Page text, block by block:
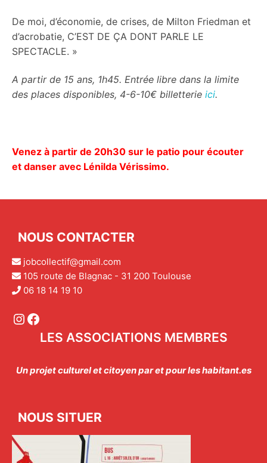
De moi, d’économie, de crises, de Milton Friedman et
d’acrobatie, C’EST DE ÇA DONT PARLE LE
SPECTACLE. »
A partir de 15 ans, 1h45. Entrée libre dans la limite
des places disponibles, 4-6-10€ billetterie ici.
Venez à partir de 20h30 sur le patio pour écouter
et danser avec Lénilda Vérissimo.
NOUS CONTACTER
jobcollectif@gmail.com
105 route de Blagnac - 31 200 Toulouse
06 18 14 19 10
Instagram
Facebook
LES ASSOCIATIONS MEMBRES
Un projet culturel et citoyen par et pour les habitant.es
NOUS SITUER